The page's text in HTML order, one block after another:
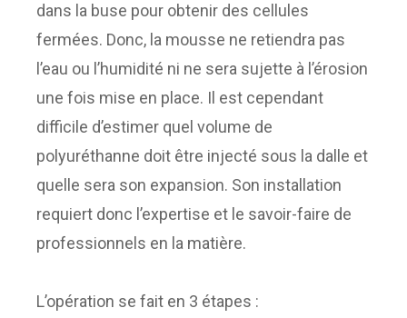
dans la buse pour obtenir des cellules
fermées. Donc, la mousse ne retiendra pas
l’eau ou l’humidité ni ne sera sujette à l’érosion
une fois mise en place. Il est cependant
difficile d’estimer quel volume de
polyuréthanne doit être injecté sous la dalle et
quelle sera son expansion. Son installation
requiert donc l’expertise et le savoir-faire de
professionnels en la matière.
L’opération se fait en 3 étapes :